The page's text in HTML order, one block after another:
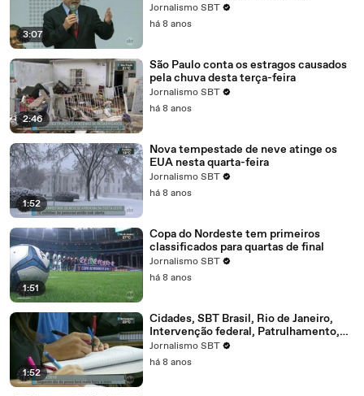
3:07
Jornalismo SBT
há 8 anos
2:46
São Paulo conta os estragos causados
pela chuva desta terça-feira
Jornalismo SBT
há 8 anos
1:52
Nova tempestade de neve atinge os
EUA nesta quarta-feira
Jornalismo SBT
há 8 anos
1:51
Copa do Nordeste tem primeiros
classificados para quartas de final
Jornalismo SBT
há 8 anos
1:52
Cidades, SBT Brasil, Rio de Janeiro,
Intervenção federal, Patrulhamento,
Bope, Inspeção, Mudanças
Jornalismo SBT
há 8 anos